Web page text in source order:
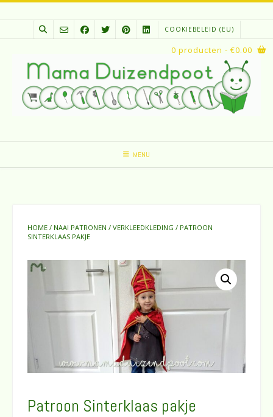
Spring
COOKIEBELEID (EU)
MENU
0 producten - €0.00
HOME / NAAI PATRONEN / VERKLEEDKLEDING / PATROON
SINTERKLAAS PAKJE
Patroon Sinterklaas pakje